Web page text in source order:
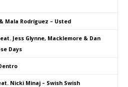
Mala Rodríguez – Usted
Jess Glynne, Macklemore & Dan
Days
Nicki Minaj – Swish Swish